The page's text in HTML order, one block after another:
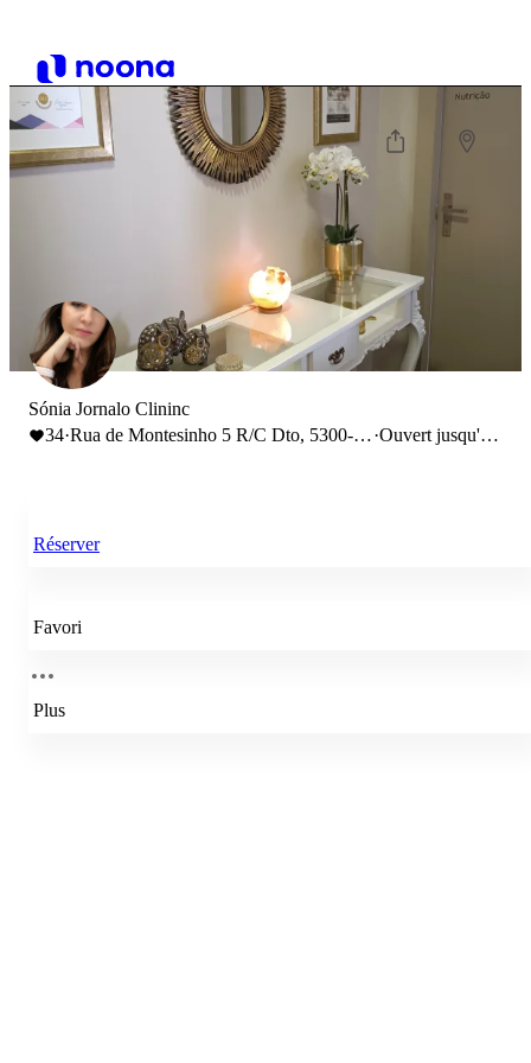
Sónia Jornalo Clininc
34·Rua de Montesinho 5 R/C Dto, 5300-
·Ouvert jusqu'à
Réserver
Favori
Plus